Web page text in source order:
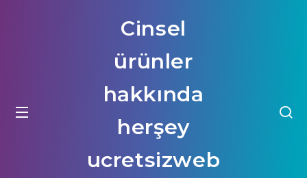
Cinsel
ürünler
hakkında
herşey
ucretsizweb